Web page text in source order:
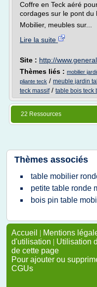
Coffre en Teck aéré
cordages sur le pont du
Mobilier, meubles sur...
Lire la suite
Site : http://
Thèmes liés : mobilier
pliante teck / meuble jardin
teck massif/ table bois teck
22 Ressources
Thèmes associés
table mobilier
petite table ronde
bois pin table
Accueil | Mentions
d'utilisation | Utilisation
de cette page
Pour ajouter ou
CGUs